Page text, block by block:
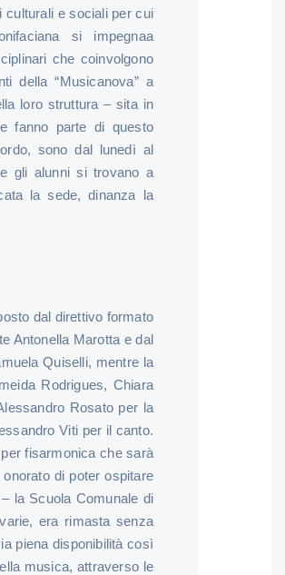
culturali e sociali per cui
si impegnaa
che coinvolgono
della “Musicanova” a
loro struttura – sita in
fanno parte di questo
sono dal lunedì al
gli alunni si trovano a
la sede, dinanza la
dal direttivo formato
Antonella Marotta e dal
Quiselli, mentre la
Rodrigues, Chiara
Rosato per la
Viti per il canto.
fisarmonica che sarà
di poter ospitare
la Scuola Comunale di
era rimasta senza
piena disponibilità così
musica, attraverso le